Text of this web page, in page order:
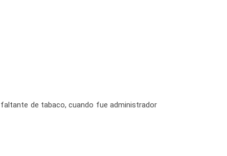
de tabaco, cuando fue administrador